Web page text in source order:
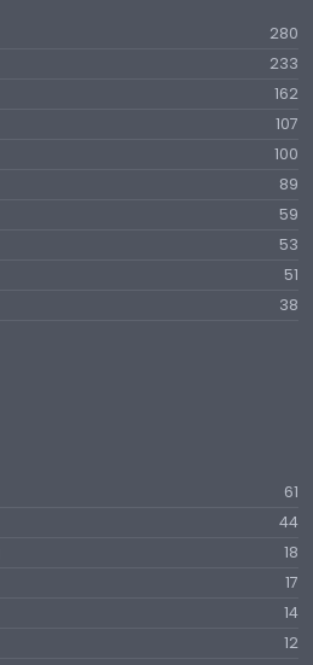
280
233
162
107
100
89
59
53
51
38
61
44
18
17
14
12